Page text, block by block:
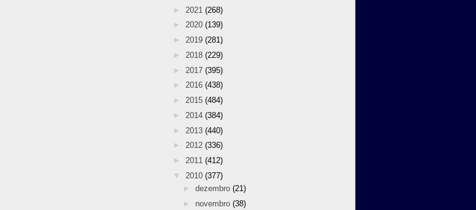
► 2021 (268)
► 2020 (139)
► 2019 (281)
► 2018 (229)
► 2017 (395)
► 2016 (438)
► 2015 (484)
► 2014 (384)
► 2013 (440)
► 2012 (336)
► 2011 (412)
▼ 2010 (377)
► dezembro (21)
► novembro (38)